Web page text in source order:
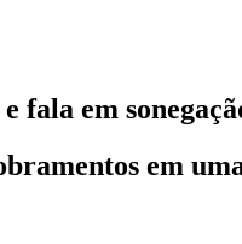
fala em
em